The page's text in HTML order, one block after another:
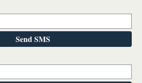
Send SMS